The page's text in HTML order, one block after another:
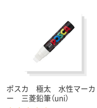
ポスカ 極太 水性マーカ
ー 三菱鉛筆（uni）